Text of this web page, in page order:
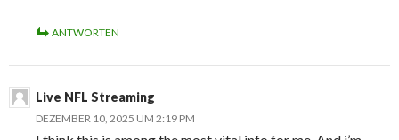
ANTWORTEN
Live NFL Streaming
DEZEMBER 10, 2025 UM 2:19 PM